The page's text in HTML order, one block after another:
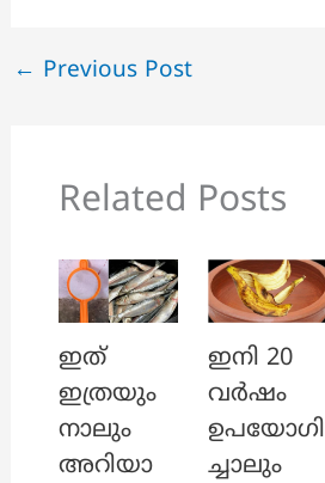
← Previous Post
Related Posts
ഇത്
ഇത്രയും
നാലും
അറിയാ
ഇനി 20
വർഷം
ഉപയോഗി
ച്ചാലും